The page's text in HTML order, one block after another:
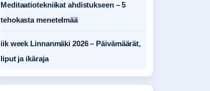
Meditaatiotekniikat ahdistukseen – 5
tehokasta menetelmää
iik week Linnanmäki 2026 – Päivämäärät,
liput ja ikäraja